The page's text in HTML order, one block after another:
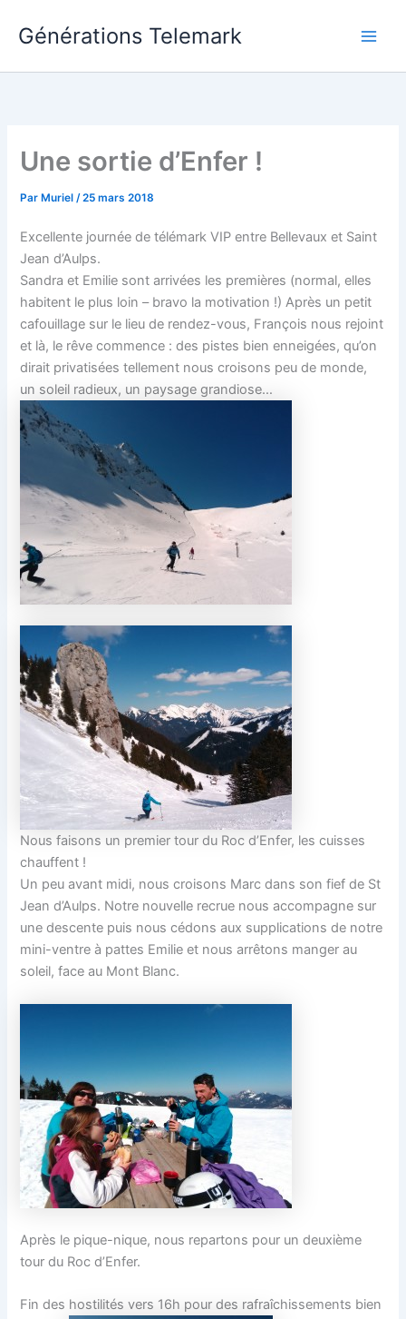
Générations Telemark
Une sortie d’Enfer !
Par Muriel/25 mars 2018
Excellente journée de télémark VIP entre Bellevaux et Saint
Jean d’Aulps.
Sandra et Emilie sont arrivées les premières (normal, elles
habitent le plus loin – bravo la motivation !) Après un petit
cafouillage sur le lieu de rendez-vous, François nous rejoint
et là, le rêve commence : des pistes bien enneigées, qu’on
dirait privatisées tellement nous croisons peu de monde,
un soleil radieux, un paysage grandiose…
Nous faisons un premier tour du Roc d’Enfer, les cuisses
chauffent !
Un peu avant midi, nous croisons Marc dans son fief de St
Jean d’Aulps. Notre nouvelle recrue nous accompagne sur
une descente puis nous cédons aux supplications de notre
mini-ventre à pattes Emilie et nous arrêtons manger au
soleil, face au Mont Blanc.
Après le pique-nique, nous repartons pour un deuxième
tour du Roc d’Enfer.
Fin des hostilités vers 16h pour des rafraîchissements bien